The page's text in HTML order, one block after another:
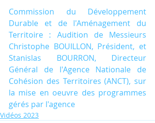
Commission du Développement
Durable et de l'Aménagement du
Territoire : Audition de Messieurs
Christophe BOUILLON, Président, et
Stanislas BOURRON, Directeur
Général de l'Agence Nationale de
Cohésion des Territoires (ANCT), sur
la mise en oeuvre des programmes
gérés par l'agence
Vidéos 2023